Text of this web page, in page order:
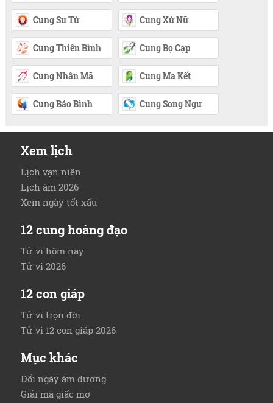
Cung Sư Tử Cung Xử Nữ
Cung Thiên Bình Cung Bọ Cạp
Cung Nhân Mã Cung Ma Kết
Cung Bảo Bình Cung Song Ngư
Xem lịch
Lịch vạn niên
Lịch âm 2026
Xem ngày tốt xấu
12 cung hoàng đạo
Tử vi hôm nay
Tử vi 2026
12 con giáp
Tử vi trọn đời
Tử vi 12 con giáp 2026
Mục khác
Đổi ngày âm dương
Giải mã giấc mơ